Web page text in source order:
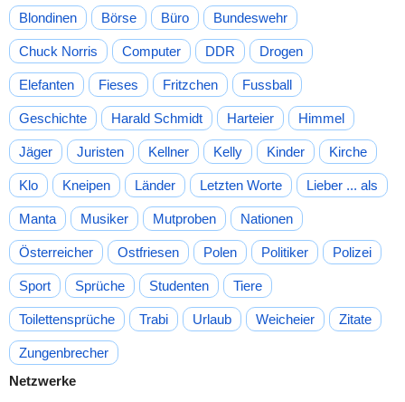
Blondinen Börse Büro Bundeswehr
Chuck Norris Computer DDR Drogen
Elefanten Fieses Fritzchen Fussball
Geschichte Harald Schmidt Harteier Himmel
Jäger Juristen Kellner Kelly Kinder Kirche
Klo Kneipen Länder Letzten Worte Lieber ... als
Manta Musiker Mutproben Nationen
Österreicher Ostfriesen Polen Politiker Polizei
Sport Sprüche Studenten Tiere
Toilettensprüche Trabi Urlaub Weicheier Zitate
Zungenbrecher
Netzwerke